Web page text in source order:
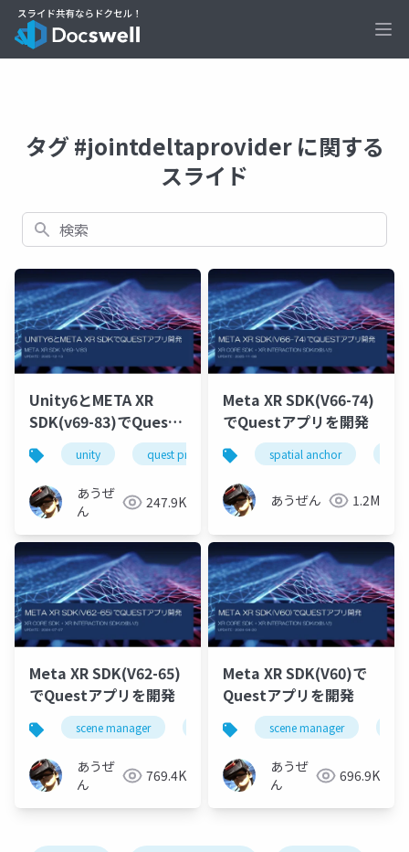
タグ #jointdeltaprovider に関する
スライド
検索
Unity6とMETA XR
SDK(v69-83)でQuest
アプリ開発
unity quest pro oculus integration
あうぜ
ん
247.9K
Meta XR SDK(V66-74)
でQuestアプリを開発
spatial anchor
あうぜん 1.2M
Meta XR SDK(V62-65)
でQuestアプリを開発
scene manager depth api オクルージョン
あうぜ
ん
769.4K
Meta XR SDK(V60)で
Questアプリを開発
scene manager
あうぜ
ん
696.9K